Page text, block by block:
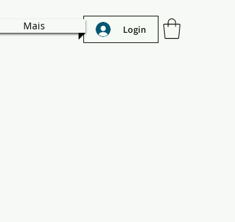
Login
Mais